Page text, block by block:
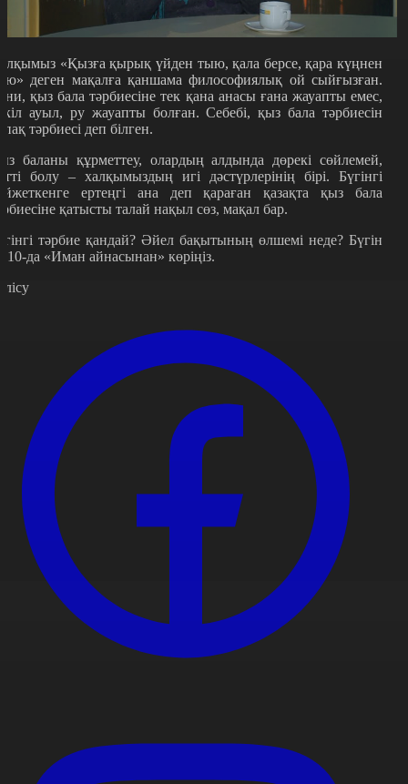
«Қызға қырық үйден тыю, қала берсе, қара күңнен
деген мақалға қаншама философиялық ой сыйғызған.
қыз бала тәрбиесіне тек қана анасы ғана жауапты емес,
ауыл, ру жауапты болған. Себебі, қыз бала тәрбиесін
тәрбиесі деп білген.
баланы құрметтеу, олардың алдында дөрекі сөйлемей,
болу – халқымыздың игі дәстүрлерінің бірі. Бүгінгі
ертеңгі ана деп қараған қазақта қыз бала
қатысты талай нақыл сөз, мақал бар.
тәрбие қандай? Әйел бақытының өлшемі неде? Бүгін
да «Иман айнасынан» көріңіз.